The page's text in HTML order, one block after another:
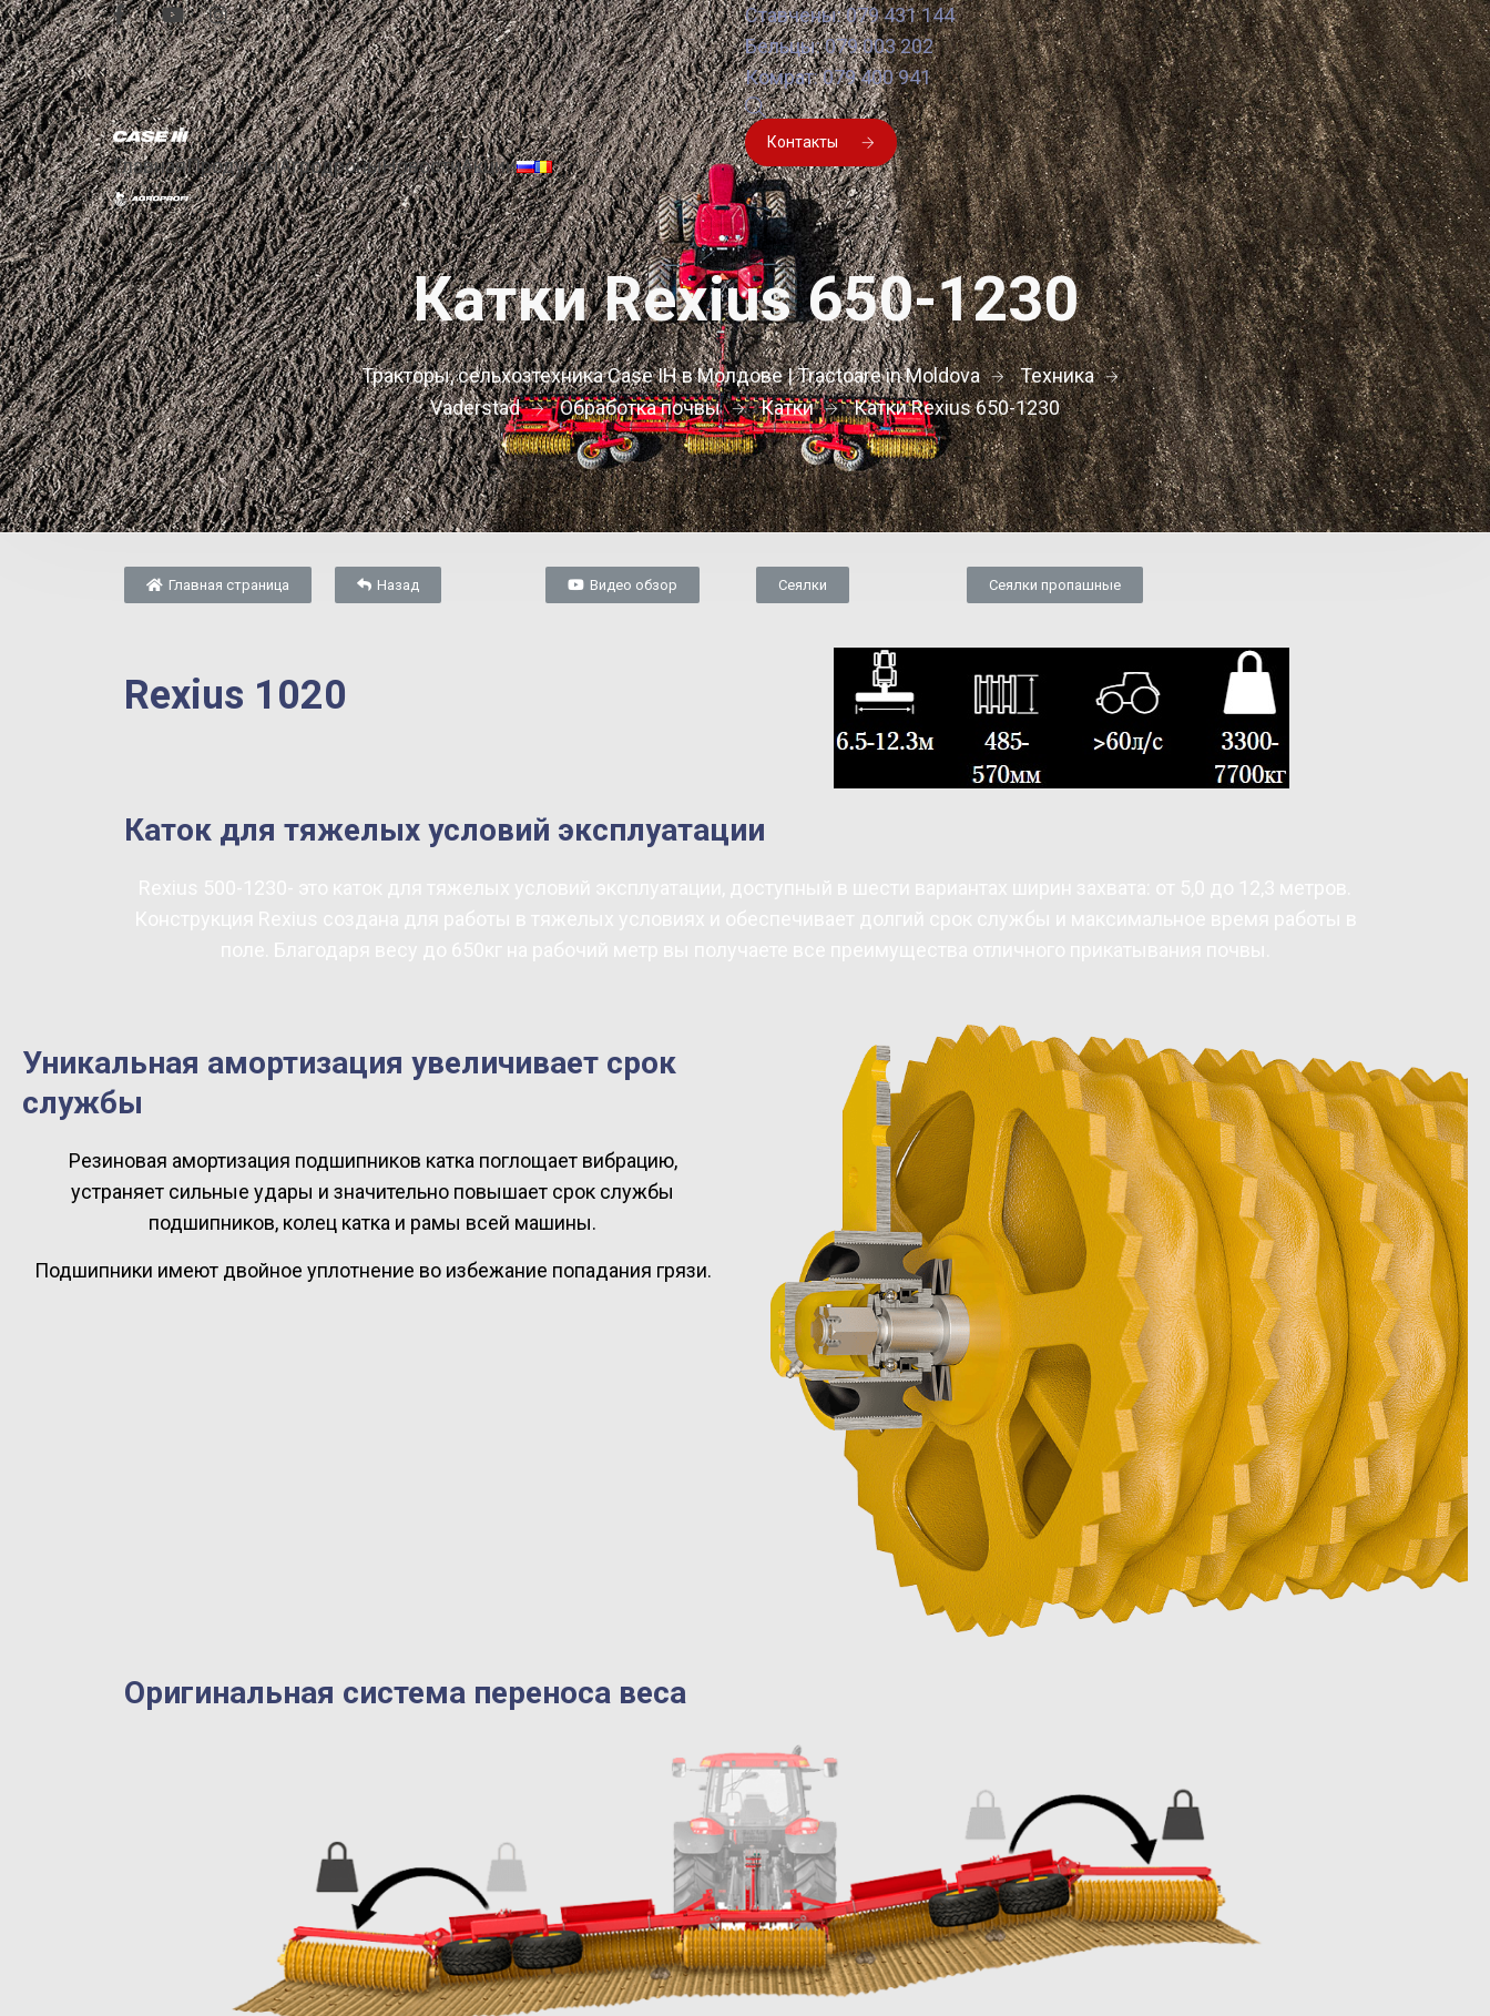
Ставчены: 079 431 144
Бельцы: 079 003 202
Комрат: 079 400 941
ГлавнаяПродуктыАгродроныНовостиАкции
Контакты
Катки Rexius 650-1230
Тракторы, сельхозтехника Case IH в Молдове | Tractoare in Moldova
Техника
Vaderstad
Обработка почвы Катки Катки Rexius 650-1230
Главная страница Назад Видео обзор Сеялки Сеялки пропашные
Rexius 1020
Каток для тяжелых условий эксплуатации
Уникальная амортизация увеличивает срок
службы
Резиновая амортизация подшипников катка поглощает вибрацию,
устраняет сильные удары и значительно повышает срок службы
подшипников, колец катка и рамы всей машины.
Подшипники имеют двойное уплотнение во избежание попадания грязи.
Оригинальная система переноса веса